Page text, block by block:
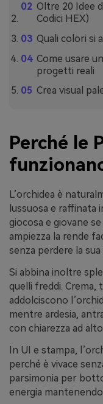
Oltre 20 Idee
Codici HEX)
Quali colori si
Come usare
progetti reali
Crea visual
Perché le
L’orchidea è
lussuosa e raffinata
giocosa e giovane
ampiezza la rende
senza perdere la
Si abbina inoltre
quelli freddi. Crema,
addolciscono
mentre ardesia,
con chiarezza ad
In UI e stampa,
perché è vivace
parsimonia per
energia